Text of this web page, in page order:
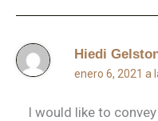
Hiedi
enero 6, 2021 a
I would like to